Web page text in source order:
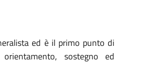
ed è il primo punto di
sostegno ed